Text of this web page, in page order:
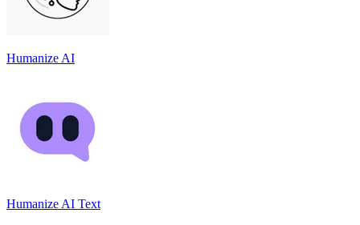
Humanize AI
Humanize AI Text